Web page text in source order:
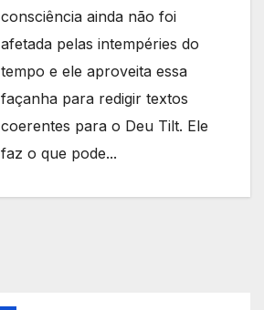
consciência ainda não foi
afetada pelas intempéries do
tempo e ele aproveita essa
façanha para redigir textos
coerentes para o Deu Tilt. Ele
faz o que pode...